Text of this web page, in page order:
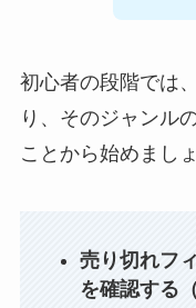
初心者の段階では
り、そのジャンル
ことから始めましょ
売り切れフ
を確認する